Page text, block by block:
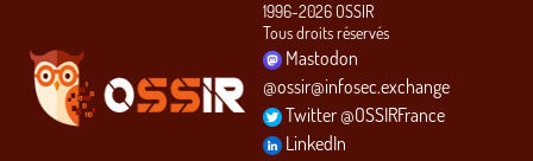
1996-2026 OSSIR
Tous droits réservés
Mastodon
@ossir@infosec.exchange
Twitter @OSSIRFrance
LinkedIn